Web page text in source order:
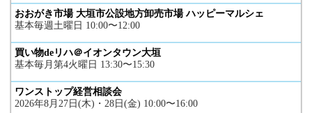
おおがき市場 大垣市公設地方卸売市場 ハッピーマルシェ
基本毎週土曜日 10:00〜12:00
買い物deリハ＠イオンタウン大垣
基本毎月第4火曜日 13:30〜15:30
ワンストップ経営相談会
2026年8月27日(木)・28日(金) 10:00〜16:00